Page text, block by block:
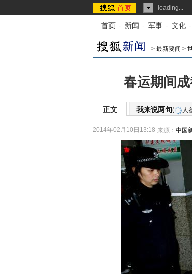
loading...
首页 - 新闻 - 军事 - 文化 -
> 最新要闻 >
春运期间
正文 我来说两句( 人
2014年02月10日13:18 来源： 中国